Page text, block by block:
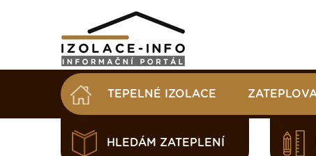
TEPELNÉ IZOLACE
HLEDÁM ZATEPLENÍ